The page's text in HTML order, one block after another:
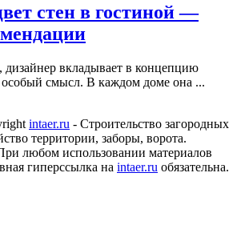
стен в гостиной —
дизайнер вкладывает в концепцию
смысл. В каждом доме она ...
intaer.ru - Cтроительство загородных
территории, заборы, ворота.
любом использовании материалов
гиперссылка на intaer.ru обязательна.